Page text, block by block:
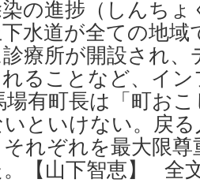
の進捗（しんち
水道が全ての地
療所が開設され
ることなど、イ
有町長は「町おこ
といけない。戻
れぞれを最大限
【山下智恵】 全